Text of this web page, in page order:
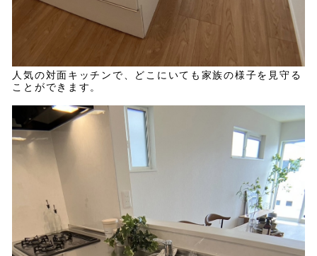
人気の対面キッチンで、どこにいても家族の様子を見守る
ことができます。